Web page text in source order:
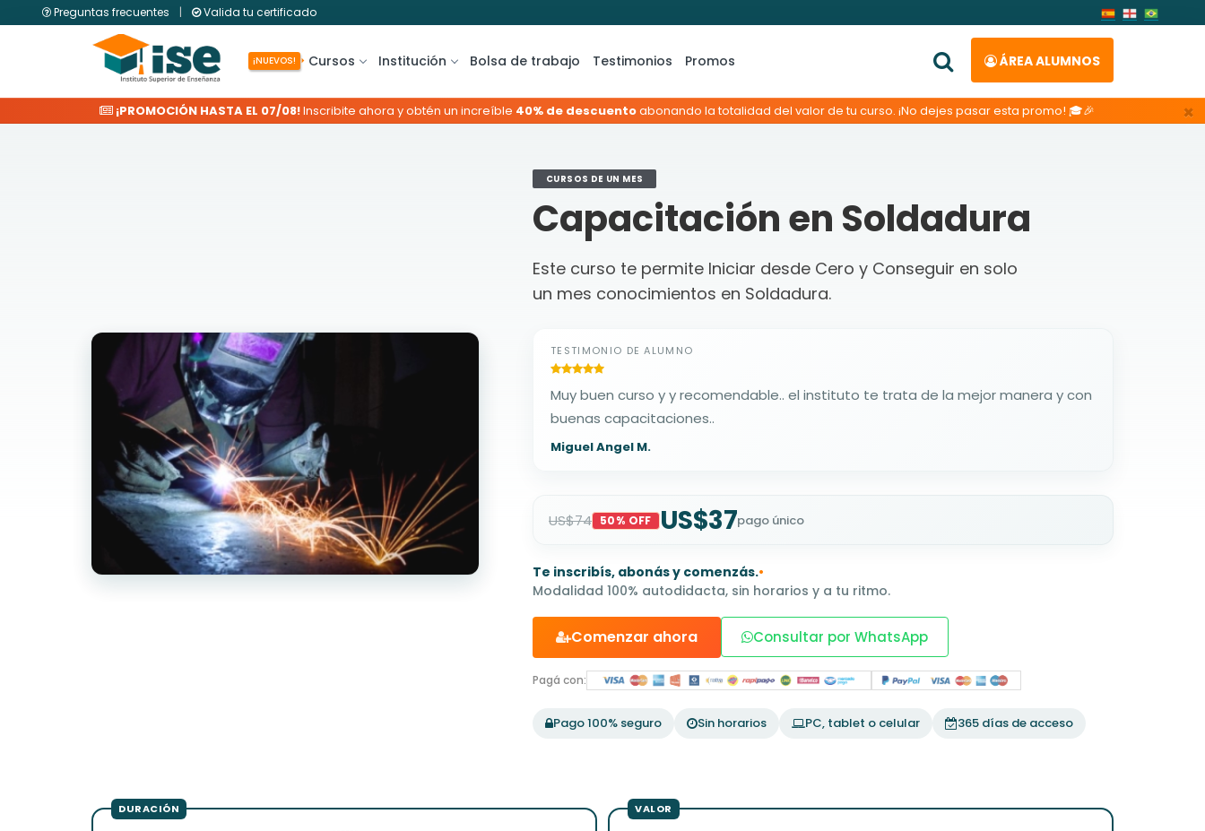
Preguntas frecuentes | Valida tu certificado
¡NUEVOS! Cursos Institución Bolsa de trabajo Testimonios Promos ÁREA ALUMNOS
×
¡PROMOCIÓN HASTA EL 07/08!Inscribite ahora y obtén un increíble 40% de descuentoabonando la totalidad del valor de tu curso. ¡No dejes pasar esta promo! 🎓🎉
CURSOS DE UN MES
Capacitación en Soldadura
Este curso te permite Iniciar desde Cero y Conseguir en solo
un mes conocimientos en Soldadura.
TESTIMONIO DE ALUMNO
Muy buen curso y y recomendable.. el instituto te trata de la mejor manera y con
buenas capacitaciones..
Miguel Angel M.
US$74 50% OFF US$37pago único
Te inscribís, abonás y comenzás.•
Modalidad 100% autodidacta, sin horarios y a tu ritmo.
Comenzar ahora Consultar por WhatsApp
Pagá con:
Pago 100% seguro Sin horarios PC, tablet o celular 365 días de acceso